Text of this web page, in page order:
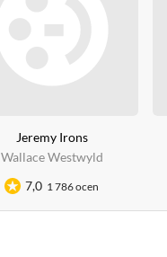
Jeremy Irons
Wallace Westwyld
7,0 1 786 ocen